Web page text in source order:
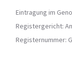
Eintragung im
Registergericht:
Registernummer: